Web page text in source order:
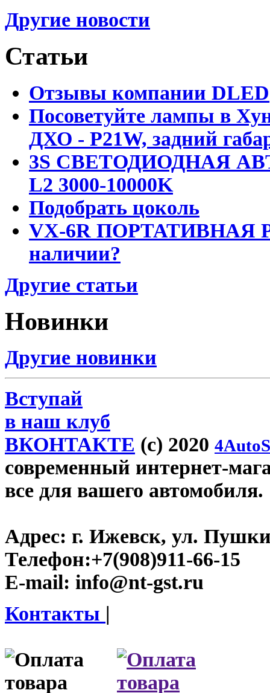
Другие новости
Статьи
Отзывы компании DLED
Посоветуйте лампы в
ДХО - P21W, задний
3S СВЕТОДИОДНАЯ
L2 3000-10000K
Подобрать цоколь
VX-6R ПОРТАТИВНАЯ
наличии?
Другие статьи
Новинки
Другие новинки
Вступай
в наш клуб
ВКОНТАКТЕ (c) 2020
современный интернет-
все для вашего автомобиля.
Адрес: г. Ижевск, ул.
Телефон:+7(908)911-66-15
E-mail: info@nt-gst.ru
Контакты